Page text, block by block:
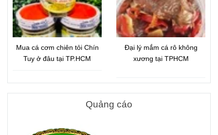
Mua cá cơm chiên tỏi Chín
Tuy ở đâu tại TP.HCM
Đại lý mắm cá rô không
xương tại TPHCM
Quảng cáo